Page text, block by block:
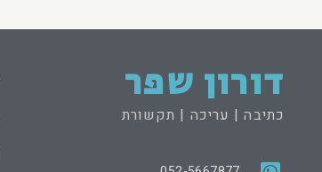
דורון שפר
כתיבה | עריכה | תקשורת